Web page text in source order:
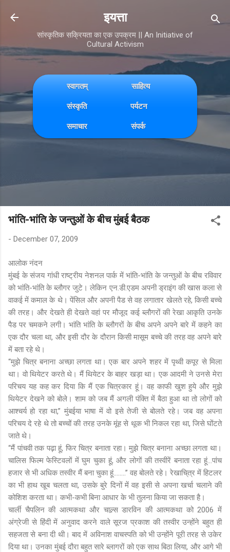
Skip to main content
इयत्ता
सांस्कृतिक सक्रियता का एक उपक्रम || An Initiative of
Cultural Activism
स्वागतम् साहित्य
संस्कृति पर्यटन
समाचार संपर्क
भांति-भांति के जन्तुओं के बीच मुंबई बैठक
- December 07, 2009
आलोक नंदन
मुंबई के संजय गांधी राष्ट्रीय नेशनल पार्क में भांति-भांति के जन्तुओं के बीच रविवार
को भांति-भांति के ब्लौगर जुटे। लेकिन एन.डी.एडम अपनी ड्राइंग की खास कला से
वाकई में कमाल के थे। पेंसिल और अपनी पैड से वह लगातार खेलते रहे, किसी बच्चे
की तरह। और देखते ही देखते वहां पर मौजूद कई ब्लौगरों की रेखा आकृति उनके
पैड पर चमकने लगी। भांति भांति के ब्लौगरों के बीच अपने अपने बारे में कहने का
एक दौर चला था, और इसी दौर के दौरान किसी मासूम बच्चे की तरह वह अपने बारे
में बता रहे थे।
“मुझे चित्र बनाना अच्छा लगता था। एक बार अपने शहर में पृथ्वी कपूर से मिला
था। वो थियेटर करते थे। मैं थियेटर के बाहर खड़ा था। एक आदमी ने उनसे मेरा
परिचय यह कह कर दिया कि मैं एक चित्रकार हूं। वह काफी खुश हुये और मुझे
थियेटर देखने को बोले। शाम को जब मैं अगली पंक्ति में बैठा हुआ था तो लोगों को
आश्चर्य हो रहा था,” मुंबईया भाषा में वो इसे तेजी से बोलते रहे। जब वह अपना
परिचय दे रहे थे तो बच्चों की तरह उनके मूंह से थूक भी निकल रहा था, जिसे घोंटते
जाते थे।
“मैं पांचवी तक पढ़ा हूं, फिर चित्र बनाता रहा। मुझे चित्र बनाना अच्छा लगता था।
चालिस फिल्म फेस्टिवलों में घुम चुका हूं, और लोगों की तस्वीरें बनाता रहा हूं...पांच
हजार से भी अधिक तस्वीर मैं बना चुका हूं….....’’ वह बोलते रहे। रेखाचि्त्र में हिटलर
का भी हाथ खूब चलता था, उसके बुरे दिनों में वह इसी से अपना खर्चा चलाने की
कोशिश करता था। कभी-कभी बिना आधार के भी तुलना किया जा सकता है।
चार्ली चैपलिन की आत्मकथा और चाल्र्स डारविन की आत्मकथा को 2006 में
अंग्रेजी से हिंदी में अनुवाद करने वाले सूरज प्रकाश की तस्वीर उन्होंने बहुत ही
सहजता से बना दी थी। बाद में अविनाश वाचस्पति को भी उन्होंने पूरी तरह से उकेर
दिया था। उनका मुंबई दौरा बहुत सारे ब्लागरों को एक साथ बिठा लिया, और आगे भी